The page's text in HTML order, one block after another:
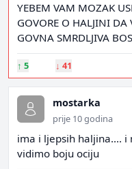
YEBEM VAM MOZAK
GOVORE O HALJINI DA
GOVNA SMRDLJIVA
↑ 5 ↓ 41
mostarka
prije 10 godina
ima i ljepsih haljina.... i
vidimo boju ociju